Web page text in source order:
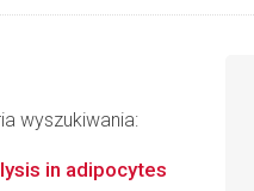
wyszukiwania:
in adipocytes